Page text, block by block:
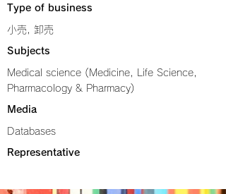
Type of business
小売, 卸売
Subjects
Medical science (Medicine, Life Science,
Pharmacology & Pharmacy)
Media
Databases
Representative